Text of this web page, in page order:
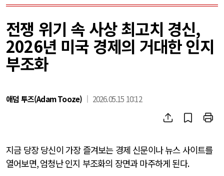
전쟁 위기 속 사상 최고치 경신,
2026년 미국 경제의 거대한 인지
부조화
애덤 투즈(Adam Tooze) 2026.05.15 10:12
지금 당장 당신이 가장 즐겨보는 경제 신문이나 뉴스 사이트를
열어보면,엄청난 인지 부조화의 장면과 마주하게 된다.